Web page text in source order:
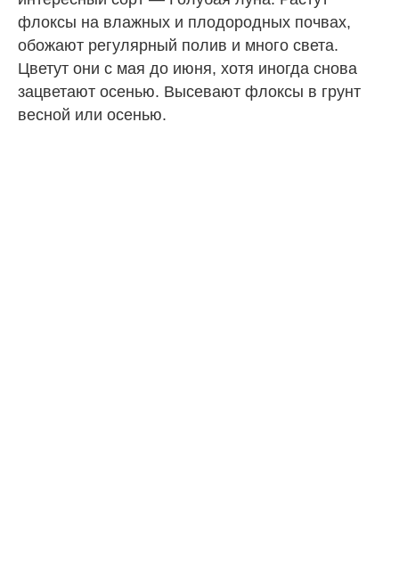
флоксы на влажных и плодородных почвах,
обожают регулярный полив и много света.
Цветут они с мая до июня, хотя иногда снова
зацветают осенью. Высевают флоксы в грунт
весной или осенью.